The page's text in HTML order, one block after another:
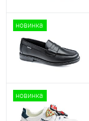
новинка
новинка